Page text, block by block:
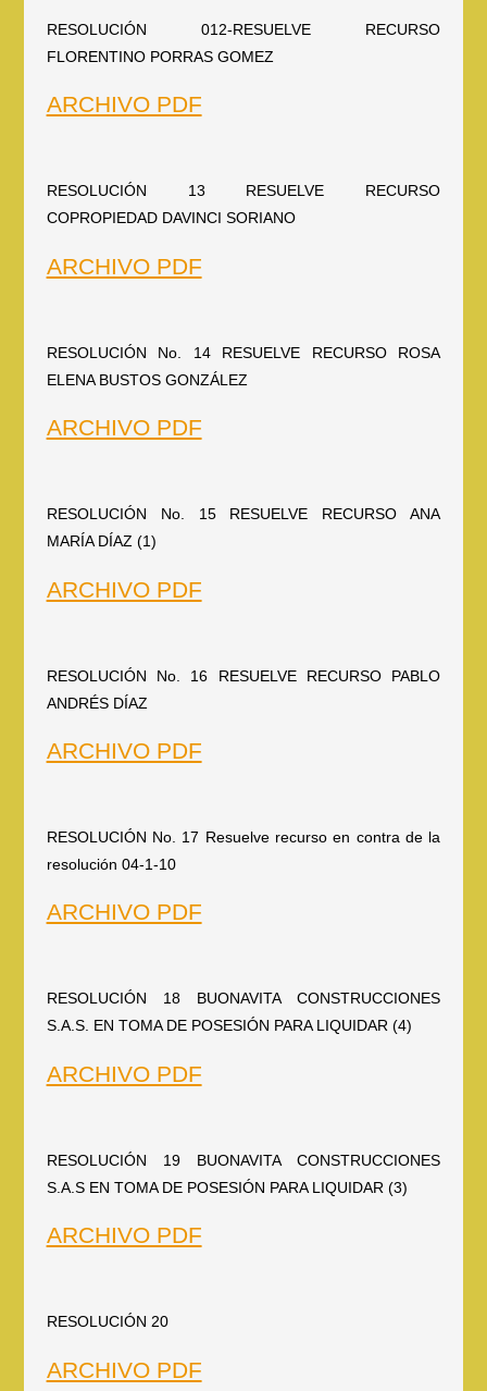
RESOLUCIÓN 012-RESUELVE RECURSO
FLORENTINO PORRAS GOMEZ
ARCHIVO PDF
RESOLUCIÓN 13 RESUELVE RECURSO
COPROPIEDAD DAVINCI SORIANO
ARCHIVO PDF
RESOLUCIÓN No. 14 RESUELVE RECURSO ROSA
ELENA BUSTOS GONZÁLEZ
ARCHIVO PDF
RESOLUCIÓN No. 15 RESUELVE RECURSO ANA
MARÍA DÍAZ (1)
ARCHIVO PDF
RESOLUCIÓN No. 16 RESUELVE RECURSO PABLO
ANDRÉS DÍAZ
ARCHIVO PDF
RESOLUCIÓN No. 17 Resuelve recurso en contra de la
resolución 04-1-10
ARCHIVO PDF
RESOLUCIÓN 18 BUONAVITA CONSTRUCCIONES
S.A.S. EN TOMA DE POSESIÓN PARA LIQUIDAR (4)
ARCHIVO PDF
RESOLUCIÓN 19 BUONAVITA CONSTRUCCIONES
S.A.S EN TOMA DE POSESIÓN PARA LIQUIDAR (3)
ARCHIVO PDF
RESOLUCIÓN 20
ARCHIVO PDF